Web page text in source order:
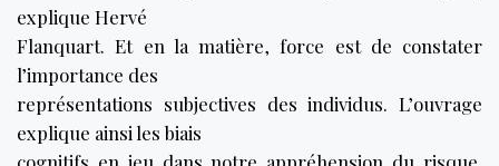
explique Hervé
Flanquart. Et en la matière, force est de constater
l’importance des
représentations subjectives des individus. L’ouvrage
explique ainsi les biais